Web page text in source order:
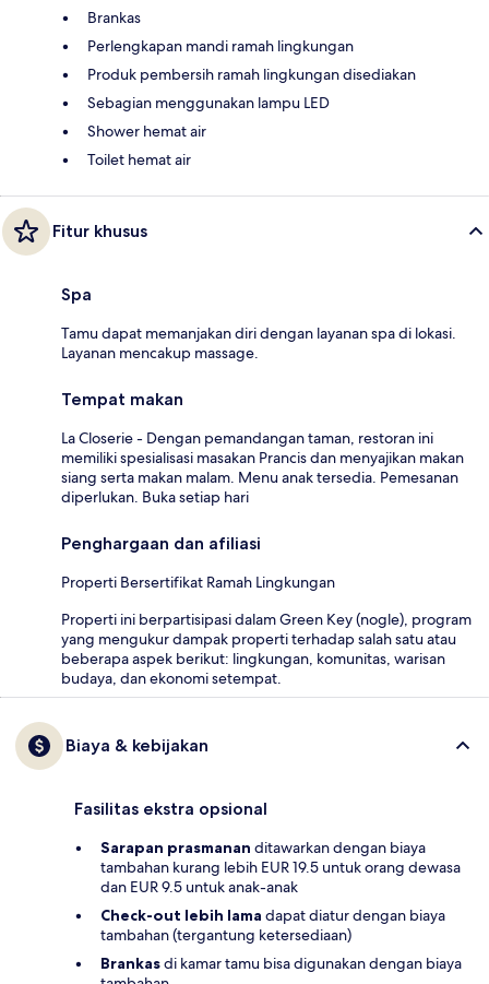
Brankas
Perlengkapan mandi ramah lingkungan
Produk pembersih ramah lingkungan disediakan
Sebagian menggunakan lampu LED
Shower hemat air
Toilet hemat air
Fitur khusus
Spa
Tamu dapat memanjakan diri dengan layanan spa di lokasi.
Layanan mencakup massage.
Tempat makan
La Closerie - Dengan pemandangan taman, restoran ini
memiliki spesialisasi masakan Prancis dan menyajikan makan
siang serta makan malam. Menu anak tersedia. Pemesanan
diperlukan. Buka setiap hari
Penghargaan dan afiliasi
Properti Bersertifikat Ramah Lingkungan
Properti ini berpartisipasi dalam Green Key (nogle), program
yang mengukur dampak properti terhadap salah satu atau
beberapa aspek berikut: lingkungan, komunitas, warisan
budaya, dan ekonomi setempat.
Biaya & kebijakan
Fasilitas ekstra opsional
Sarapan prasmanan ditawarkan dengan biaya
tambahan kurang lebih EUR 19.5 untuk orang dewasa
dan EUR 9.5 untuk anak-anak
Check-out lebih lama dapat diatur dengan biaya
tambahan (tergantung ketersediaan)
Brankasdi kamar tamu bisa digunakan dengan biaya